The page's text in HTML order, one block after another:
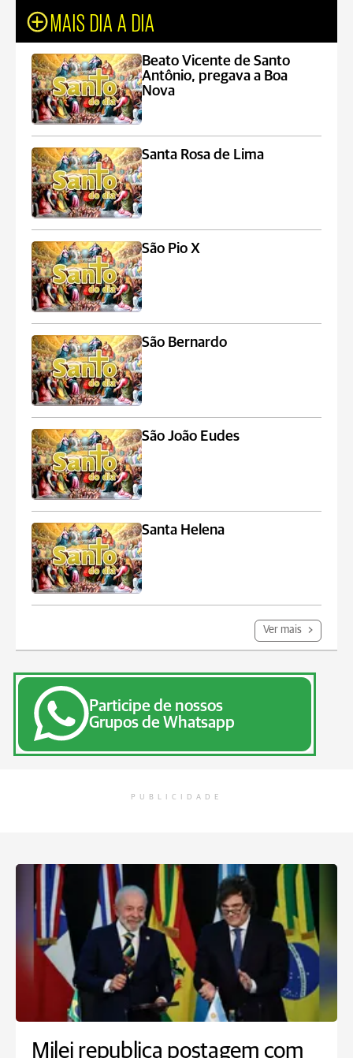
MAIS DIA A DIA
Beato Vicente de Santo
Antônio, pregava a Boa
Nova
Santa Rosa de Lima
São Pio X
São Bernardo
São João Eudes
Santa Helena
Ver mais
Participe de nossos
Grupos de Whatsapp
PUBLICIDADE
Milei republica postagem com